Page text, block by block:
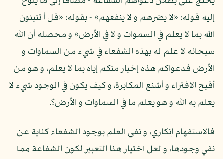
إليه قوله: «لا يضرهم و لا ينفعهم» - بقوله: «قل أ تنبئون
الله بما لا يعلم في السموات و لا في الأرض» و محصله أن الله
سبحانه لا علم له بهذه الشفعاء في شيء من السماوات و
الأرض فدعواكم هذه إخبار منكم إياه بما لا يعلم، و هو من
أقبح الافتراء و أشنع المكابرة، و كيف يكون في الوجود شيء لا
يعلم به الله و هو يعلم ما في السماوات و الأرض؟.
فالاستفهام إنكاري، و نفي العلم بوجود الشفعاء كناية عن
نفي وجودها، و لعل اختيار هذا التعبير لكون الشفاعة مما